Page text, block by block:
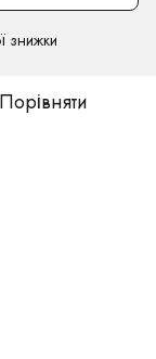
знижки
Порівняти